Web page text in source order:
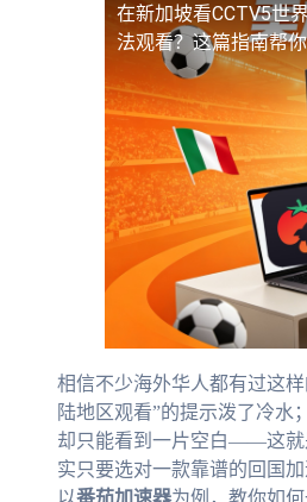
在新加坡看CCTV5世
法观看？这篇指南帮
相信不少海外华人都有过这
陆地区观看”的提示泼了冷水
却只能看到一片空白——这就
实只要选对一款靠谱的回国
以番茄加速器为例，教你如